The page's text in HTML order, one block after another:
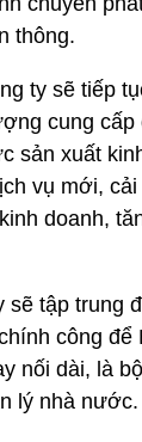
thông.
ty sẽ tiếp
cung cấp
sản xuất
vụ mới,
doanh,
tập trung
công để
nối dài, là
lý nhà nước.